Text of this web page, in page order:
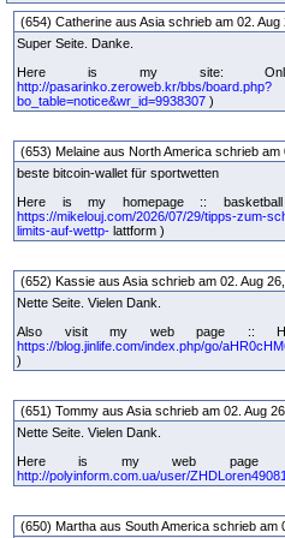
(654) Catherine aus Asia schrieb am 02. Aug
Super Seite. Danke.
Here is my site:
http://pasarinko.zeroweb.kr/bbs/board.php?
bo_table=notice&wr_id=9938307 )
(653) Melaine aus North America schrieb am
beste bitcoin-wallet für sportwetten
Here is my homepage ::
https://mikelouj.com/2026/07/29/tipps-zum-
limits-auf-wettp- lattform )
(652) Kassie aus Asia schrieb am 02. Aug
Nette Seite. Vielen Dank.
Also visit my web page ::
https://blog.jinlife.com/index.php/go/
)
(651) Tommy aus Asia schrieb am 02. Aug
Nette Seite. Vielen Dank.
Here is my web page
http://polyinform.com.ua/user/
(650) Martha aus South America schrieb am